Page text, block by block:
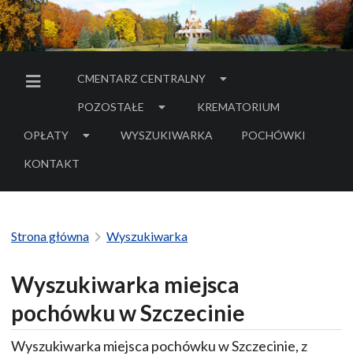
MENU BOCZNE
CMENTARZ CENTRALNY
POZOSTAŁE KREMATORIUM
OPŁATY WYSZUKIWARKA POCHÓWKI
- LINK DO SERWISU
KONTAKT
Strona główna Wyszukiwarka
Wyszukiwarka miejsca
pochówku w Szczecinie
Wyszukiwarka miejsca pochówku w Szczecinie, z